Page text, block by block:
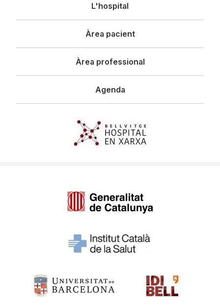
principal
L'hospital
Àrea pacient
Àrea professional
Agenda